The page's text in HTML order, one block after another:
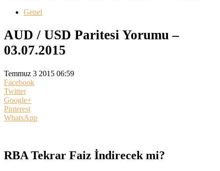
Genel
AUD / USD Paritesi Yorumu –
03.07.2015
Temmuz 3 2015 06:59
Facebook
Twitter
Google+
Pinterest
WhatsApp
RBA Tekrar Faiz İndirecek mi?